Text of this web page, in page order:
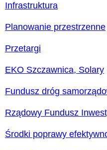
Infrastruktura
Planowanie przestrzenne
Przetargi
EKO Szczawnica, Solary
Fundusz dróg
Rządowy Fundusz
Środki poprawy